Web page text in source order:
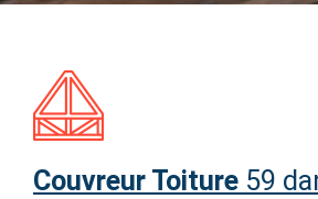
Couvreur Toiture 59